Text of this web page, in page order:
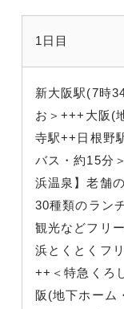
1日目
新大阪駅(7時
お＞+++大阪(
寺駅++日根野
バス・約15分
浜温泉】老舗
30種類のラン
観光などフリ
浜とくとくフ
++＜特急くろ
阪(地下ホーム